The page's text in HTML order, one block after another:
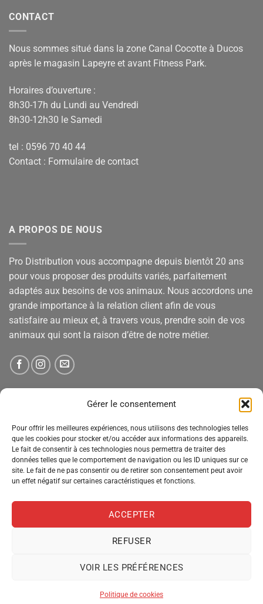
Gérer le consentement
Pour offrir les meilleures expériences, nous utilisons des technologies telles
que les cookies pour stocker et/ou accéder aux informations des appareils.
Le fait de consentir à ces technologies nous permettra de traiter des
données telles que le comportement de navigation ou les ID uniques sur ce
site. Le fait de ne pas consentir ou de retirer son consentement peut avoir
un effet négatif sur certaines caractéristiques et fonctions.
ACCEPTER
REFUSER
VOIR LES PRÉFÉRENCES
Politique de cookies
CONTACT
Nous sommes situé dans la zone Canal Cocotte à Ducos
après le magasin Lapeyre et avant Fitness Park.
Horaires d’ouverture :
8h30-17h du Lundi au Vendredi
8h30-12h30 le Samedi
tel : 0596 70 40 44
Contact : Formulaire de contact
A PROPOS DE NOUS
Pro Distribution vous accompagne depuis bientôt 20 ans
pour vous proposer des produits variés, parfaitement
adaptés aux besoins de vos animaux. Nous accordons une
grande importance à la relation client afin de vous
satisfaire au mieux et, à travers vous, prendre soin de vos
animaux qui sont la raison d’être de notre métier.
Tenez-vous informé des nouveautés, des offres spéciales
et des remises.
Copyright 2026 ©Pro Distribution